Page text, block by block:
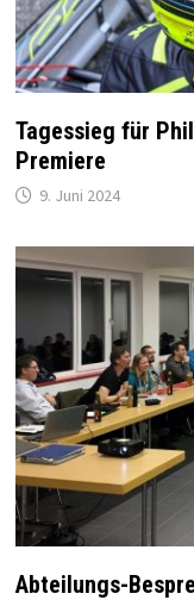
Tagessieg für
Premiere
9. Juni 2024
Abteilungs-